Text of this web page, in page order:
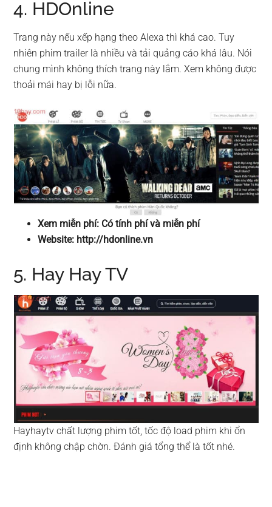
4. HDOnline
Trang này nếu xếp hạng theo Alexa thì khá cao. Tuy
nhiên phim trailer là nhiều và tải quảng cáo khá lâu. Nói
chung mình không thích trang này lắm. Xem không được
thoải mái hay bị lỗi nữa.
Xem miễn phí: Có tính phí và miễn phí
Website: http://hdonline.vn
5. Hay Hay TV
Hayhaytv chất lượng phim tốt, tốc độ load phim khi ổn
định không chập chờn. Đánh giá tổng thể là tốt nhé.